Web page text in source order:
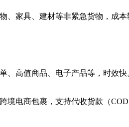
、家具、建材等非紧急货物，成本
、高值商品、电子产品等，时效快
境电商包裹，支持代收货款（COD